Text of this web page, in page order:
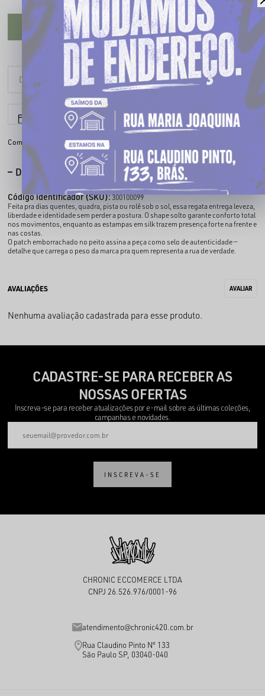
CADASTRE-SE PARA VER O PREÇO
Parcele em até6x sem juros
Compartilhe:
DESCRIÇÃO COMPLETA
Código identificador (SKU):300100099
Feita pra dias quentes, quadra, pista ou rolê sob o sol, essa regata entrega leveza,
liberdade e identidade sem perder a postura. O shape solto garante conforto total
nos movimentos, enquanto as estampas em silk trazem presença forte na frente e
nas costas.
O patch emborrachado no peito assina a peça como selo de autenticidade —
detalhe que carrega o peso da marca pra quem representa a rua de verdade.
Nenhuma avaliação cadastrada para esse produto.
CADASTRE-SE PARA RECEBER AS
NOSSAS OFERTAS
Inscreva-se para receber atualizações por e-mail sobre as últimas coleções,
campanhas e novidades.
INSCREVA-SE
CHRONIC ECCOMERCE LTDA
CNPJ 26.526.976/0001-96
atendimento@chronic420.com.br
Rua Claudino Pinto Nº 133
São Paulo SP, 03040-040